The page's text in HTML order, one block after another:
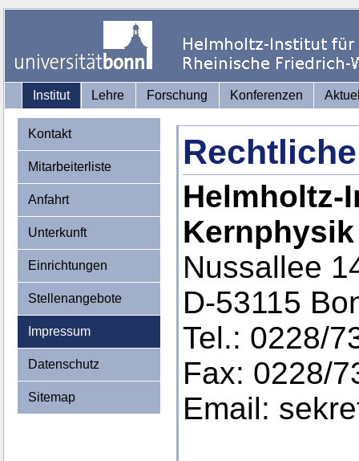
Institut Lehre Forschung Konferenzen
Kontakt
Mitarbeiterliste
Anfahrt
Unterkunft
Einrichtungen
Stellenangebote
Impressum
Datenschutz
Sitemap
Helmholtz-
Kernphysik
Nussallee
D-53115
Tel.: 0228/
Fax: 0228/
Email: